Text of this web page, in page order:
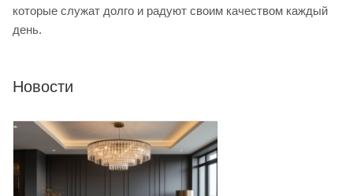
которые служат долго и радуют своим качеством каждый
день.
Новости